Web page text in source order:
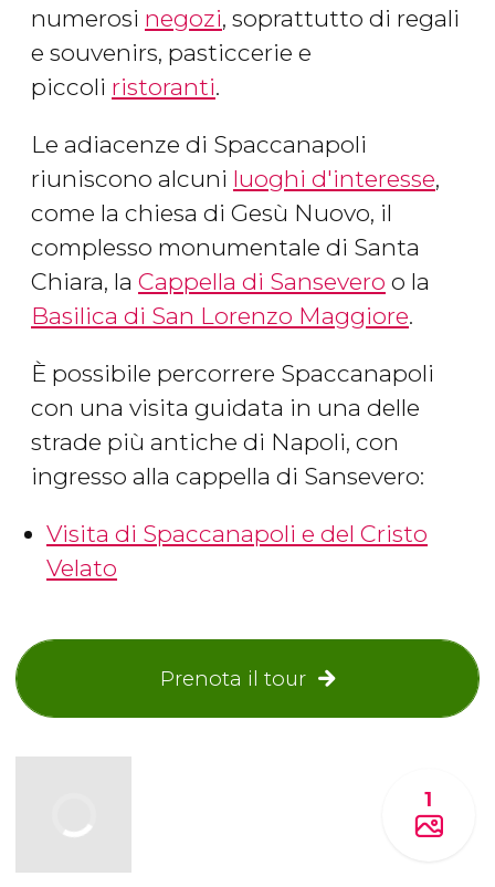
numerosi negozi, soprattutto di regali
e souvenirs, pasticcerie e
piccoli ristoranti.
Le adiacenze di Spaccanapoli
riuniscono alcuni luoghi d'interesse,
come la chiesa di Gesù Nuovo, il
complesso monumentale di Santa
Chiara, la Cappella di Sansevero o la
Basilica di San Lorenzo Maggiore.
È possibile percorrere Spaccanapoli
con una visita guidata in una delle
strade più antiche di Napoli, con
ingresso alla cappella di Sansevero:
Visita di Spaccanapoli e del Cristo
Velato
Prenota il tour
1